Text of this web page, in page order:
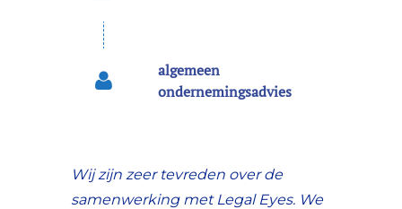
algemeen
ondernemingsadvies
Wij zijn zeer tevreden over de
samenwerking met Legal Eyes. We